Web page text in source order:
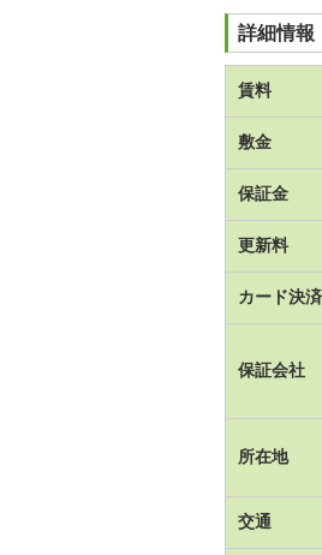
詳細情報
賃料
敷金
保証金
更新料
カード決済
保証会社
所在地
交通